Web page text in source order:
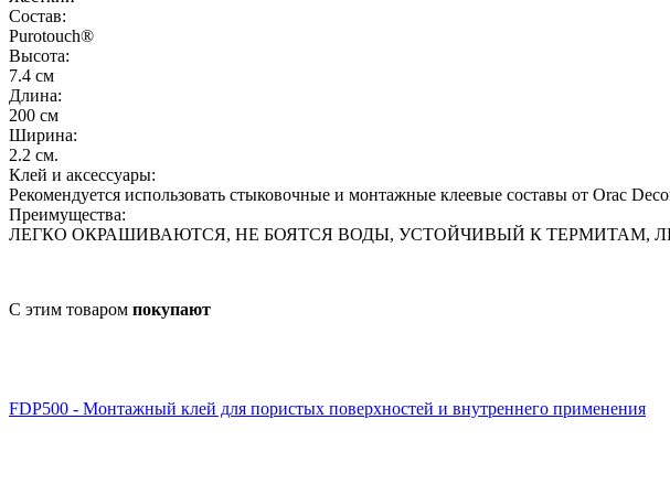
Состав:
Purotouch® ‎
Высота:
7.4 см
Длина:
200 см
Ширина:
2.2 см.
Клей и аксессуары:
Рекомендуется использовать стыковочные и монтажные клеевые составы от Orac
Преимущества:
ЛЕГКО ОКРАШИВАЮТСЯ, НЕ БОЯТСЯ ВОДЫ, УСТОЙЧИВЫЙ К ТЕРМИТАМ,
С этим товаром покупают
FDP500 - Монтажный клей для пористых поверхностей и внутреннего применения